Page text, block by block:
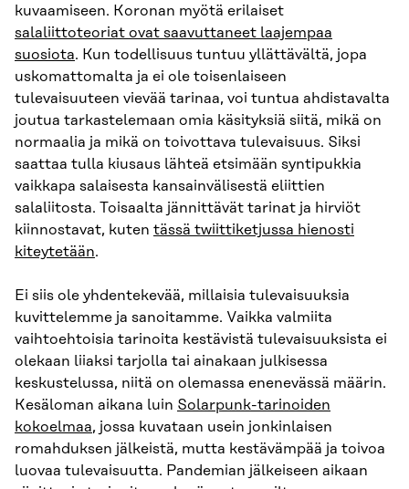
kuvaamiseen. Koronan myötä erilaiset
salaliittoteoriat ovat saavuttaneet laajempaa
suosiota. Kun todellisuus tuntuu yllättävältä, jopa
uskomattomalta ja ei ole toisenlaiseen
tulevaisuuteen vievää tarinaa, voi tuntua ahdistavalta
joutua tarkastelemaan omia käsityksiä siitä, mikä on
normaalia ja mikä on toivottava tulevaisuus. Siksi
saattaa tulla kiusaus lähteä etsimään syntipukkia
vaikkapa salaisesta kansainvälisestä eliittien
salaliitosta. Toisaalta jännittävät tarinat ja hirviöt
kiinnostavat, kuten tässä twiittiketjussa hienosti
kiteytetään.
Ei siis ole yhdentekevää, millaisia tulevaisuuksia
kuvittelemme ja sanoitamme. Vaikka valmiita
vaihtoehtoisia tarinoita kestävistä tulevaisuuksista ei
olekaan liiaksi tarjolla tai ainakaan julkisessa
keskustelussa, niitä on olemassa enenevässä määrin.
Kesäloman aikana luin Solarpunk-tarinoiden
kokoelmaa, jossa kuvataan usein jonkinlaisen
romahduksen jälkeistä, mutta kestävämpää ja toivoa
luovaa tulevaisuutta. Pandemian jälkeiseen aikaan